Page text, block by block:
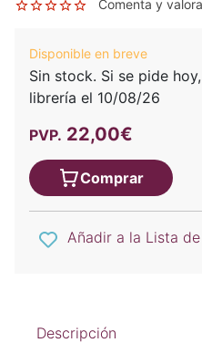
Comenta y
Disponible en breve
Sin stock. Si se pide
librería el 10/08/26
PVP. 22,00€
Comprar
Añadir a la Lista
Descripción